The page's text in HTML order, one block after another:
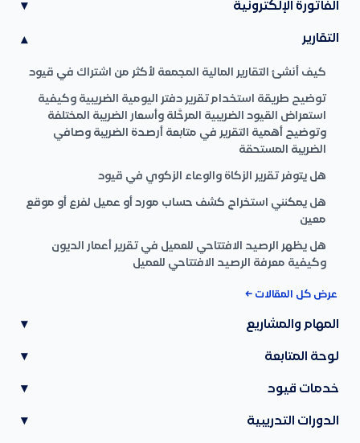
الفاتورة الإلكترونية ▾
التقارير ▾
كيف أنشئ التقارير المالية المجمعة لأكثر من اشتراك في قيود
توضيح طريقة استخدام تقرير دفتر اليومية الضريبية وكيفية
استعراض القيود الضريبية المرحَّلة وأسعار الضريبة المختلفة
وتوضيح أهمية التقرير في متابعة أرصدة الضريبة وصافي
الضريبة المستحقة
هل يتوفر تقرير الزكاة والوعاء الزكوي في قيود
هل يمكنني استخراج كشف حساب مورد أو عميل لفرع أو موقع
معين
هل يظهر الرصيد الافتتاحي للعميل في تقرير أعمار الديون
وكيفية معرفة الرصيد الافتتاحي للعميل
عرض كل المقالات ←
المهام والمشاريع ▾
لوحة المتابعة ▾
خدمات قيود ▾
الدورات التدريبية ▾